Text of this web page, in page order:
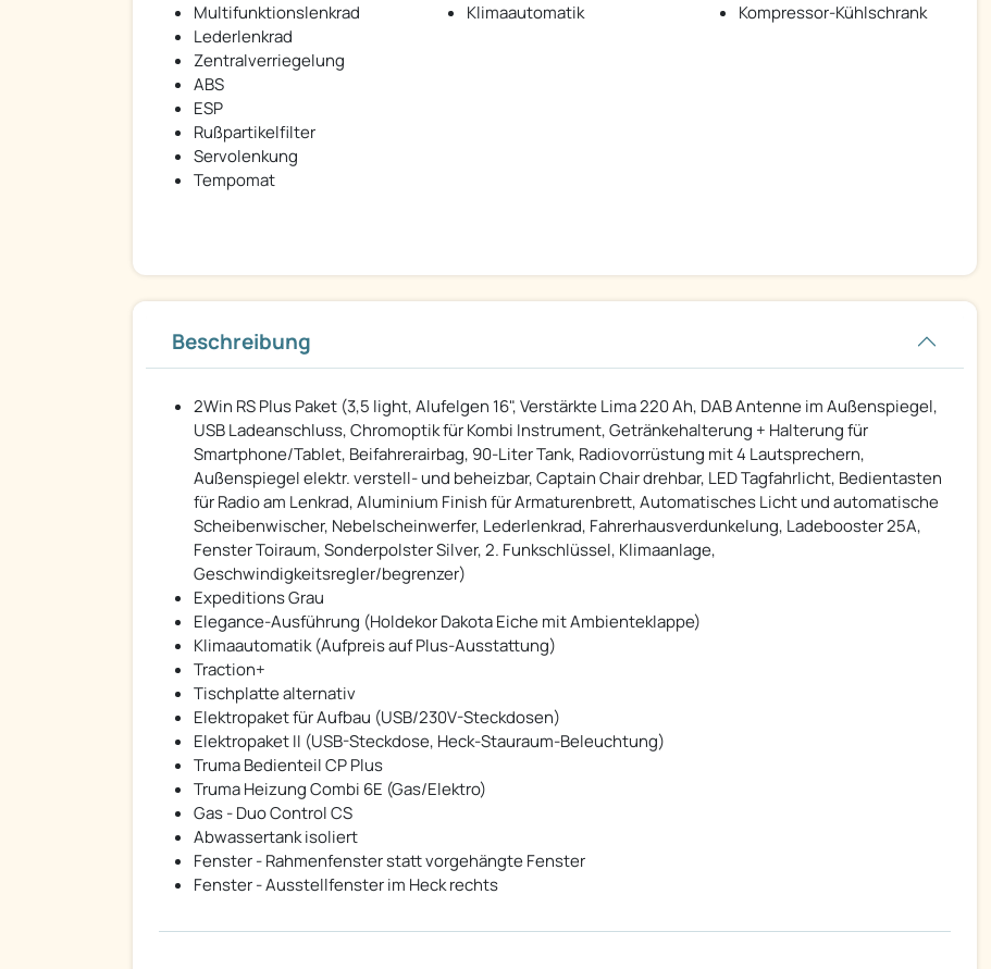
Multifunktionslenkrad
Lederlenkrad
Zentralverriegelung
ABS
ESP
Rußpartikelfilter
Servolenkung
Tempomat
Klimaautomatik Kompressor-Kühlschrank
Beschreibung
2Win RS Plus Paket (3,5 light, Alufelgen 16", Verstärkte Lima 220 Ah, DAB Antenne im Außenspiegel,
USB Ladeanschluss, Chromoptik für Kombi Instrument, Getränkehalterung + Halterung für
Smartphone/Tablet, Beifahrerairbag, 90-Liter Tank, Radiovorrüstung mit 4 Lautsprechern,
Außenspiegel elektr. verstell- und beheizbar, Captain Chair drehbar, LED Tagfahrlicht, Bedientasten
für Radio am Lenkrad, Aluminium Finish für Armaturenbrett, Automatisches Licht und automatische
Scheibenwischer, Nebelscheinwerfer, Lederlenkrad, Fahrerhausverdunkelung, Ladebooster 25A,
Fenster Toiraum, Sonderpolster Silver, 2. Funkschlüssel, Klimaanlage,
Geschwindigkeitsregler/begrenzer)
Expeditions Grau
Elegance-Ausführung (Holdekor Dakota Eiche mit Ambienteklappe)
Klimaautomatik (Aufpreis auf Plus-Ausstattung)
Traction+
Tischplatte alternativ
Elektropaket für Aufbau (USB/230V-Steckdosen)
Elektropaket II (USB-Steckdose, Heck-Stauraum-Beleuchtung)
Truma Bedienteil CP Plus
Truma Heizung Combi 6E (Gas/Elektro)
Gas - Duo Control CS
Abwassertank isoliert
Fenster - Rahmenfenster statt vorgehängte Fenster
Fenster - Ausstellfenster im Heck rechts